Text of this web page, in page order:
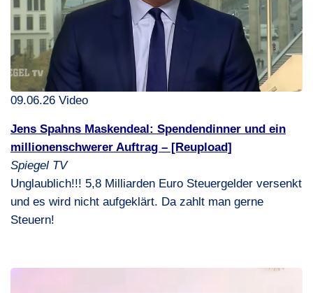
09.06.26 Video
Jens Spahns Maskendeal: Spendendinner und ein
millionenschwerer Auftrag – [Reupload]
Spiegel TV
Unglaublich!!! 5,8 Milliarden Euro Steuergelder versenkt
und es wird nicht aufgeklärt. Da zahlt man gerne
Steuern!